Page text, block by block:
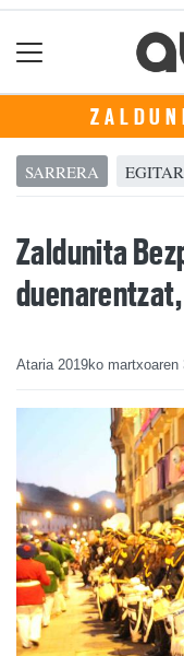
SARRERA
Zaldunita
Ataria 2019ko martxoaren